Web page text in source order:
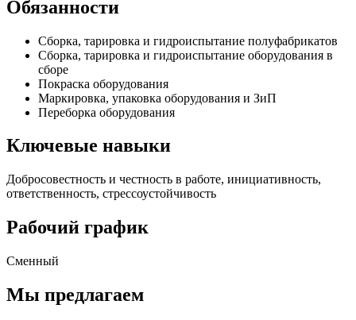
Обязанности
Сборка, тарировка и гидроиспытание полуфабрикатов
Сборка, тарировка и гидроиспытание оборудования в
сборе
Покраска оборудования
Маркировка, упаковка оборудования и ЗиП
Переборка оборудования
Ключевые навыки
Добросовестность и честность в работе, инициативность,
ответственность, стрессоустойчивость
Рабочий график
Сменный
Мы предлагаем